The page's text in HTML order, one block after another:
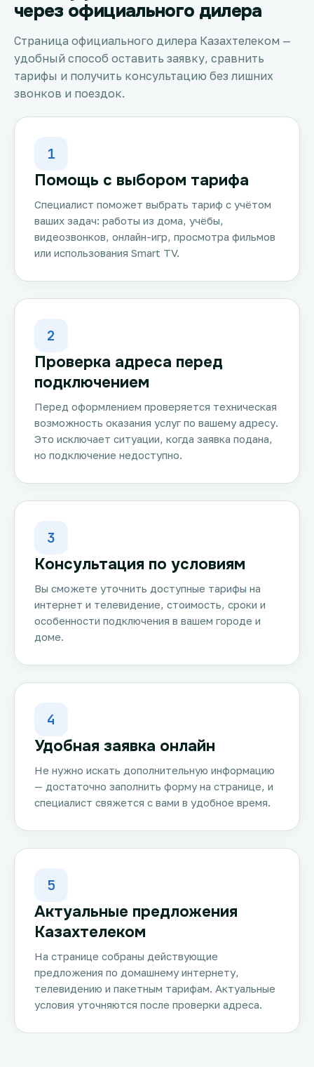
через официального дилера
Страница официального дилера Казахтелеком —
удобный способ оставить заявку, сравнить
тарифы и получить консультацию без лишних
звонков и поездок.
1
Помощь с выбором тарифа
Специалист поможет выбрать тариф с учётом
ваших задач: работы из дома, учёбы,
видеозвонков, онлайн-игр, просмотра фильмов
или использования Smart TV.
2
Проверка адреса перед
подключением
Перед оформлением проверяется техническая
возможность оказания услуг по вашему адресу.
Это исключает ситуации, когда заявка подана,
но подключение недоступно.
3
Консультация по условиям
Вы сможете уточнить доступные тарифы на
интернет и телевидение, стоимость, сроки и
особенности подключения в вашем городе и
доме.
4
Удобная заявка онлайн
Не нужно искать дополнительную информацию
— достаточно заполнить форму на странице, и
специалист свяжется с вами в удобное время.
5
Актуальные предложения
Казахтелеком
На странице собраны действующие
предложения по домашнему интернету,
телевидению и пакетным тарифам. Актуальные
условия уточняются после проверки адреса.